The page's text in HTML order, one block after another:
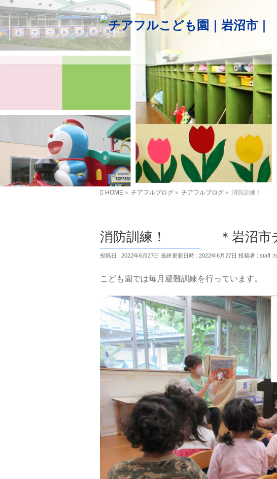
HOME » チアフルブログ » チアフルブログ » 消防訓練！
消防訓練！ ＊岩沼市チ
投稿日 : 2022年6月27日 最終更新日時 : 2022年6月27日 投稿者 : staff
こども園では毎月避難訓練を行っています。